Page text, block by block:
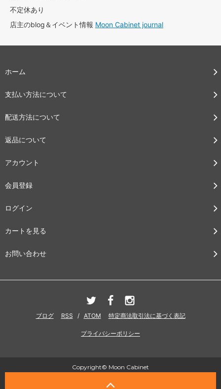
不定休あり
店主のblog＆イベント情報 Moon Cabinet journal
ホーム
支払い方法について
配送方法について
返品について
アカウント
会員登録
ログイン
カートを見る
お問い合わせ
ブログ RSS / ATOM 特定商法取引法に基づく表記
プライバシーポリシー
Copyright© Moon Cabinet